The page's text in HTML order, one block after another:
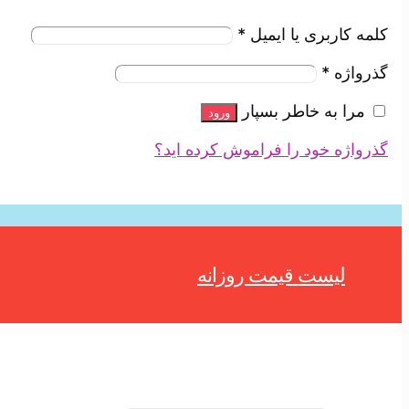
کلمه کاربری یا ایمیل *
گذرواژه *
مرا به خاطر بسپار
ورود
گذرواژه خود را فراموش کرده اید؟
لیست قیمت روزانه